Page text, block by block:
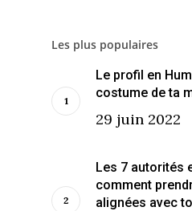
Les plus populaires
Le profil en
costume de ta
29 juin 2022
Les 7 autorités
comment
alignées avec